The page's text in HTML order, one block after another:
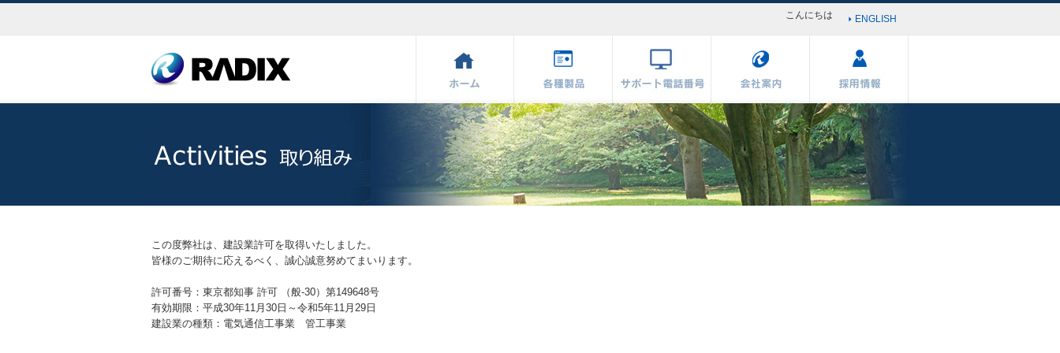
ENGLISH
こんにちは
この度弊社は、建設業許可を取得いたしました。
皆様のご期待に応えるべく、誠心誠意努めてまいります。
許可番号：東京都知事 許可 （般-30）第149648号
有効期限：平成30年11月30日～令和5年11月29日
建設業の種類：電気通信工事業 管工事業